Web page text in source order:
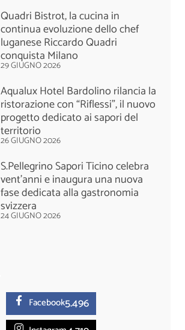
Quadri Bistrot, la cucina in
continua evoluzione dello chef
luganese Riccardo Quadri
conquista Milano
29 GIUGNO 2026
Aqualux Hotel Bardolino rilancia la
ristorazione con “Riflessi”, il nuovo
progetto dedicato ai sapori del
territorio
26 GIUGNO 2026
S.Pellegrino Sapori Ticino celebra
vent'anni e inaugura una nuova
fase dedicata alla gastronomia
svizzera
24 GIUGNO 2026
Facebook5.496